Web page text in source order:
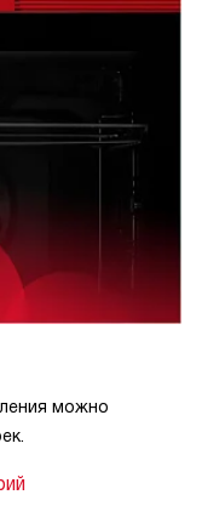
можно